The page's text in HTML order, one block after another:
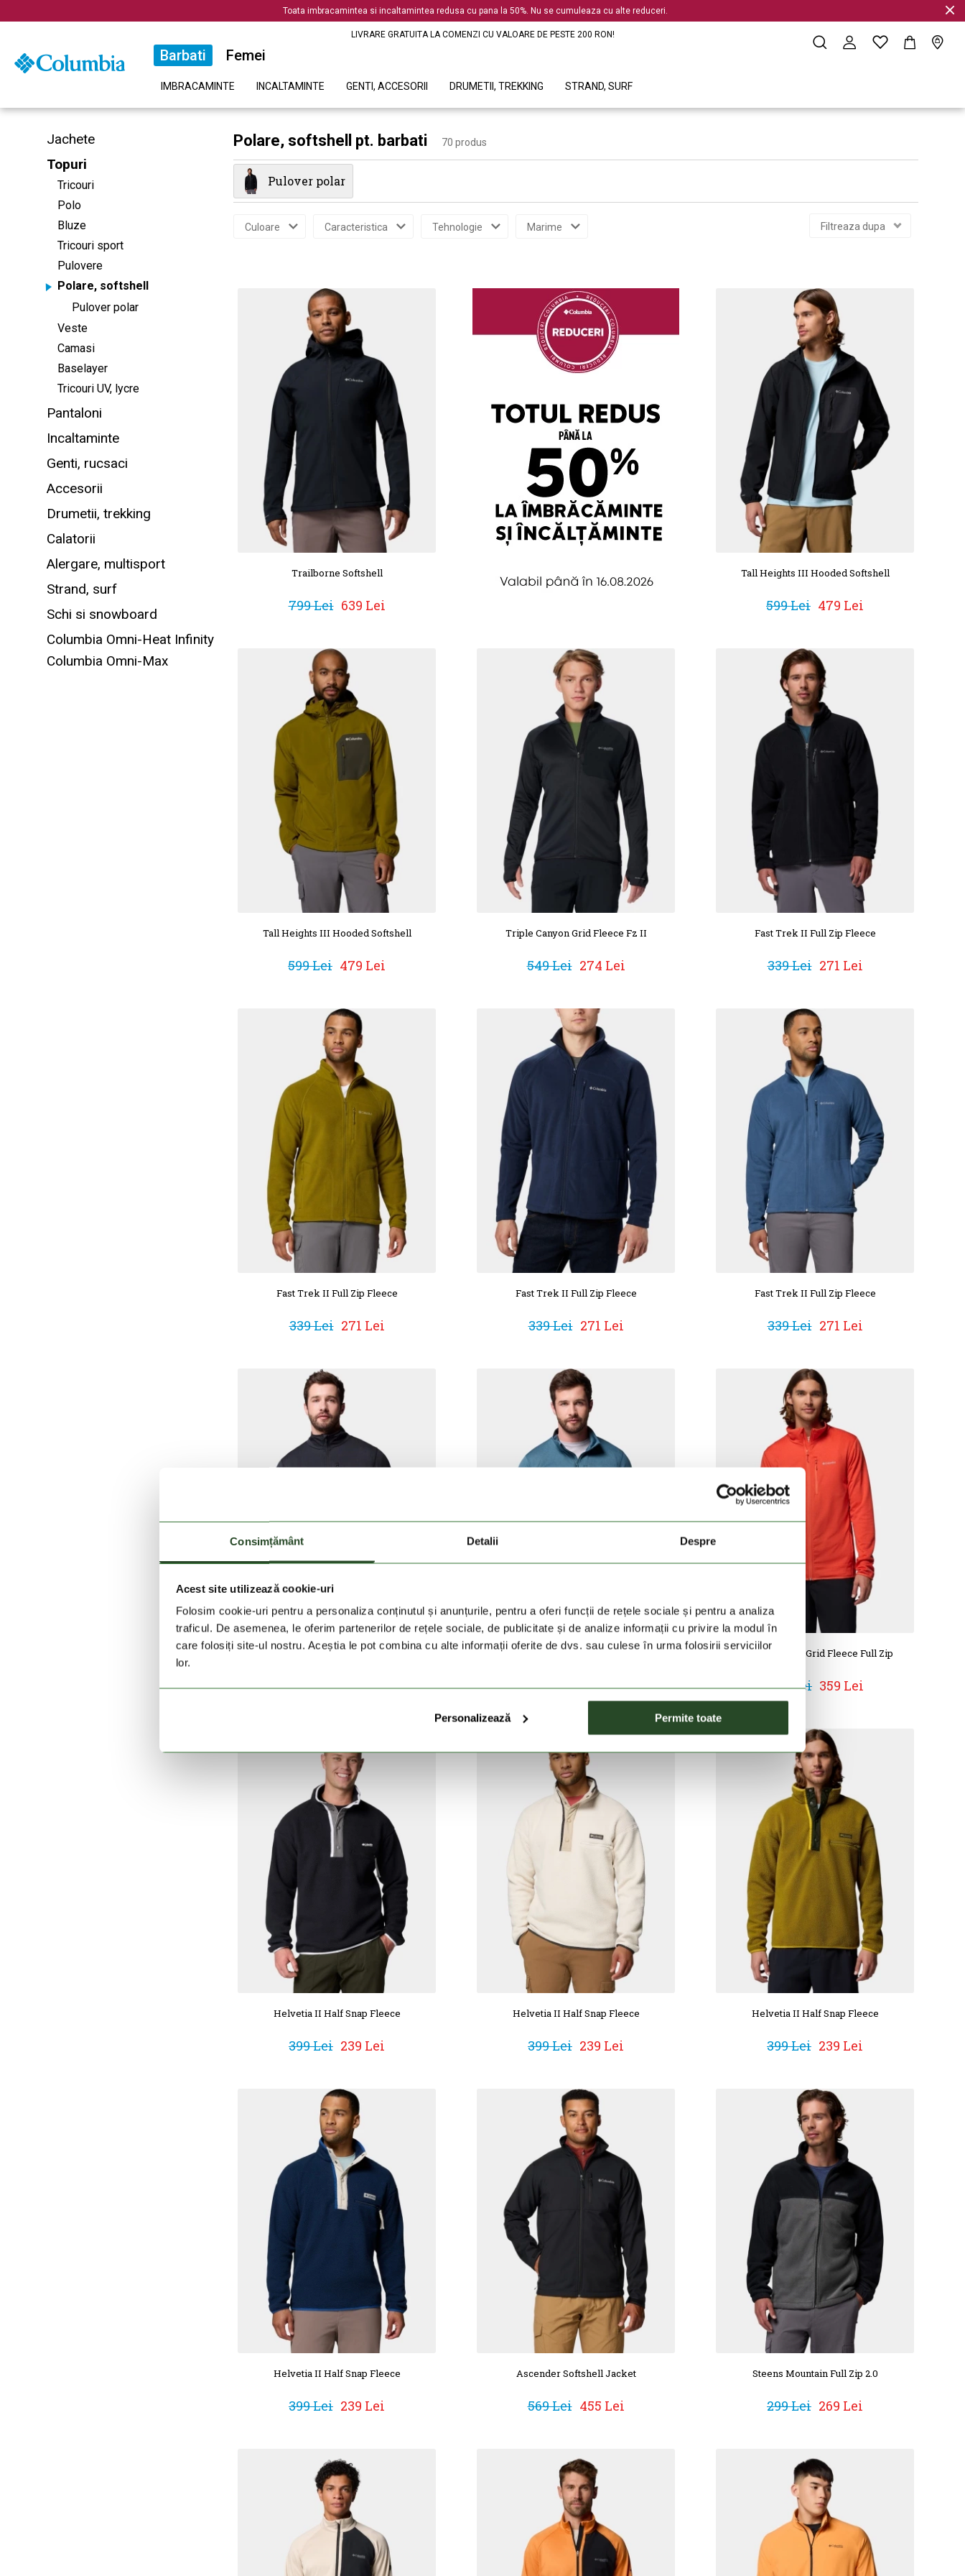
Consimțământ Detalii Despre
Acest site utilizează cookie-uri
Folosim cookie-uri pentru a personaliza conținutul și anunțurile, pentru a oferi funcții de rețele sociale și pentru a analiza
traficul. De asemenea, le oferim partenerilor de rețele sociale, de publicitate și de analize informații cu privire la modul în
care folosiți site-ul nostru. Aceștia le pot combina cu alte informații oferite de dvs. sau culese în urma folosirii serviciilor
lor.
Personalizează Permite toate
Toata imbracamintea si incaltamintea redusa cu pana la 50%. Nu se cumuleaza cu alte reduceri.
LIVRARE GRATUITA LA COMENZI CU VALOARE DE PESTE 200 RON!
Barbati Femei
IMBRACAMINTE INCALTAMINTE GENTI, ACCESORII DRUMETII, TREKKING STRAND, SURF
Jachete
Topuri
Tricouri
Polo
Bluze
Tricouri sport
Pulovere
Polare, softshell
Pulover polar
Veste
Camasi
Baselayer
Tricouri UV, lycre
Pantaloni
Incaltaminte
Genti, rucsaci
Accesorii
Drumetii, trekking
Calatorii
Alergare, multisport
Strand, surf
Schi si snowboard
Columbia Omni-Heat Infinity
Columbia Omni-Max
Polare, softshell pt. barbati 70 produs
Pulover polar
Culoare Caracteristica Tehnologie Marime Filtreaza dupa
Trailborne Softshell
799 Lei 639 Lei
Tall Heights III Hooded Softshell
599 Lei 479 Lei
Tall Heights III Hooded Softshell
599 Lei 479 Lei
Triple Canyon Grid Fleece Fz II
549 Lei 274 Lei
Fast Trek II Full Zip Fleece
339 Lei 271 Lei
Fast Trek II Full Zip Fleece
339 Lei 271 Lei
Fast Trek II Full Zip Fleece
339 Lei 271 Lei
Fast Trek II Full Zip Fleece
339 Lei 271 Lei
Essential Hike Grid Fleece Full Zip
449 Lei 359 Lei
Essential Hike Grid Fleece Full Zip
449 Lei 359 Lei
Essential Hike Grid Fleece Full Zip
449 Lei 359 Lei
Helvetia II Half Snap Fleece
399 Lei 239 Lei
Helvetia II Half Snap Fleece
399 Lei 239 Lei
Helvetia II Half Snap Fleece
399 Lei 239 Lei
Helvetia II Half Snap Fleece
399 Lei 239 Lei
Ascender Softshell Jacket
569 Lei 455 Lei
Steens Mountain Full Zip 2.0
299 Lei 269 Lei